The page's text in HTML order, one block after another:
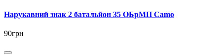
Нарукавний знак 2 батальйон 35 ОБрМП Camo
90грн